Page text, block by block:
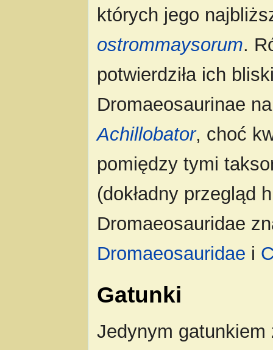
których jego
ostrommaysorum.
potwierdziła ich
Dromaeosaurinae
Achillobator, choć
pomiędzy tymi
(dokładny przegląd
Dromaeosauridae
Dromaeosauridae i
Gatunki
Jedynym